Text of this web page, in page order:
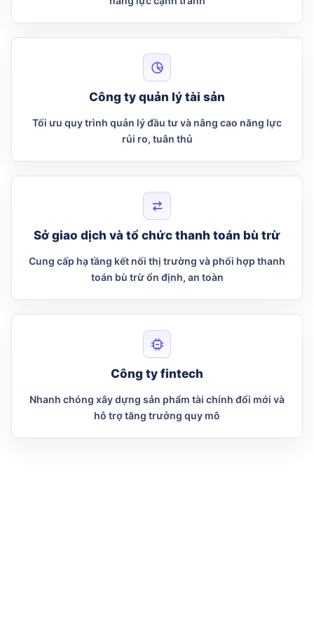
Công ty quản lý tài sản
Tối ưu quy trình quản lý đầu tư và nâng cao năng lực
rủi ro, tuân thủ
Sở giao dịch và tổ chức thanh toán bù trừ
Cung cấp hạ tầng kết nối thị trường và phối hợp thanh
toán bù trừ ổn định, an toàn
Công ty fintech
Nhanh chóng xây dựng sản phẩm tài chính đổi mới và
hỗ trợ tăng trưởng quy mô